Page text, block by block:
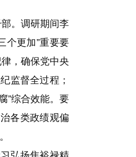
。调研期间李
个更加”重要要
，确保党中央
监督全过程；
”综合效能。要
各类政绩观偏